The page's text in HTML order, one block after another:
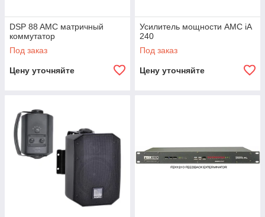
DSP 88 AMC матричный
коммутатор
Под заказ
Цену уточняйте
Усилитель мощности AMC iA
240
Под заказ
Цену уточняйте